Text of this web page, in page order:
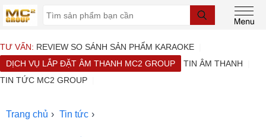
TƯ VẤN: REVIEW SO SÁNH SẢN PHẨM KARAOKE
DỊCH VỤ LẮP ĐẶT ÂM THANH MC2 GROUP
TIN ÂM THANH
TIN TỨC MC2 GROUP
Trang chủ Tin tức